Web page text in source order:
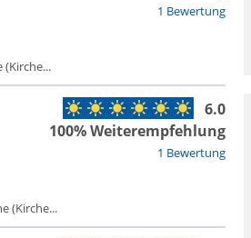
1 Bewertung
(Kirche...
1 Bewertung
6.0
100% Weiterempfehlung
(Kirche...